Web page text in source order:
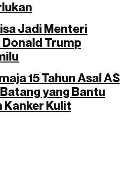
Jadi Menteri
Trump
15 Tahun Asal AS
yang Bantu
Kanker Kulit